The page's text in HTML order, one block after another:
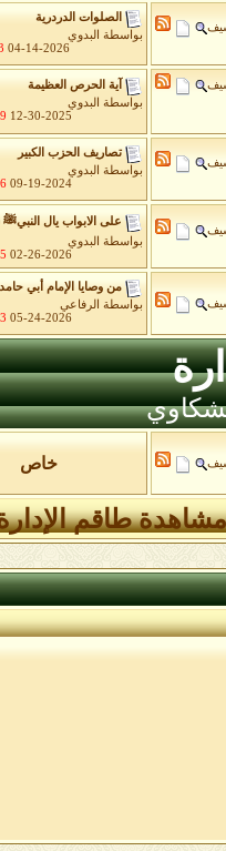
الصلوات الدردرية
بواسطة
البدوي
04-14-2026
آية الحرص العظيمة
بواسطة
البدوي
12-30-2025
تصاريف الحزب الكبير
بواسطة
البدوي
09-19-2024
على الابواب يال
بواسطة
البدوي
02-26-2026
من وصايا الإمام أبي
بواسطة
الرفاعي
05-24-2026
خاص
طاقم